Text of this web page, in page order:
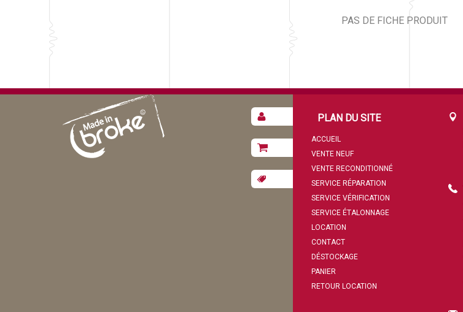
PAS DE FICHE PRODUIT
PLAN DU SITE
ACCUEIL
VENTE NEUF
VENTE RECONDITIONNÉ
SERVICE RÉPARATION
SERVICE VÉRIFICATION
SERVICE ÉTALONNAGE
LOCATION
CONTACT
DÉSTOCKAGE
PANIER
RETOUR LOCATION